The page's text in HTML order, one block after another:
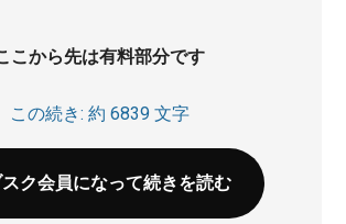
こから先は有料部分です
この続き: 約 6839 文字
ク会員になって続きを読む